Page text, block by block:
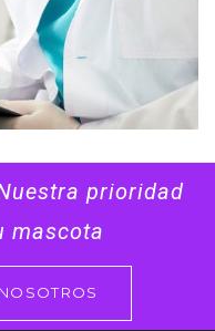
prioridad
mascota